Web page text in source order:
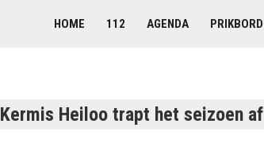
HOME 112 AGENDA PRIKBORD
Kermis Heiloo trapt het seizoen af